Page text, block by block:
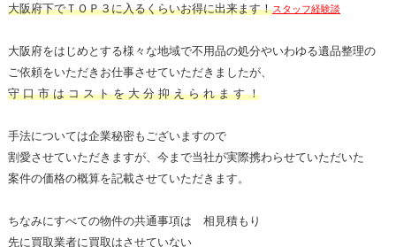
大阪府下でＴＯＰ３に入るくらいお得に出来ます！スタッフ経験談
大阪府をはじめとする様々な地域で不用品の処分やいわゆる遺品整理の
ご依頼をいただきお仕事させていただきましたが、
守 口 市 は コ ス ト を 大 分 抑 え ら れ ま す ！
手法については企業秘密もございますので
割愛させていただきますが、今まで当社が実際携わらせていただいた
案件の価格の概算を記載させていただきます。
ちなみにすべての物件の共通事項は 相見積もり
先に買取業者に買取はさせていない